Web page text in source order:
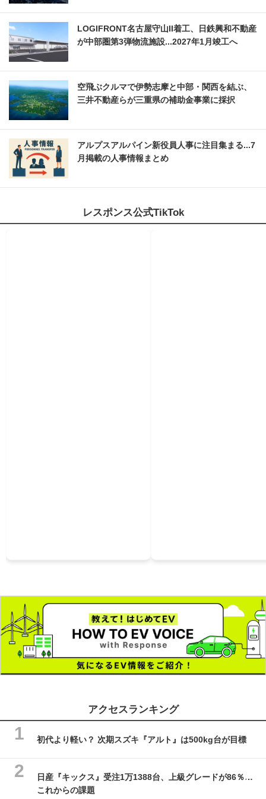
LOGIFRONT名古屋守山II着工、日鉄興和不動産
が中部圏第3弾物流施設...2027年1月竣工へ
空飛ぶクルマで伊勢志摩と中部・関西を結ぶ、
三井不動産らが三重県の補助金事業に採択
アルプスアルパイン新役員人事に注目集まる...7
月掲載の人事情報まとめ
レスポンス公式TikTok
アクセスランキング
初代より軽い？ 次期スズキ『アルト』は500kg台が目標
日産『キックス』受注1万1388台、上級グレードが86％…
これからの課題